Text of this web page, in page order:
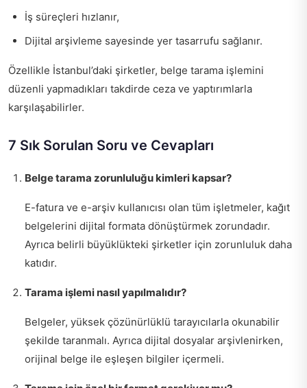
İş süreçleri hızlanır,
Dijital arşivleme sayesinde yer tasarrufu sağlanır.
Özellikle İstanbul’daki şirketler, belge tarama işlemini
düzenli yapmadıkları takdirde ceza ve yaptırımlarla
karşılaşabilirler.
7 Sık Sorulan Soru ve Cevapları
Belge tarama zorunluluğu kimleri kapsar?
E-fatura ve e-arşiv kullanıcısı olan tüm işletmeler, kağıt
belgelerini dijital formata dönüştürmek zorundadır.
Ayrıca belirli büyüklükteki şirketler için zorunluluk daha
katıdır.
Tarama işlemi nasıl yapılmalıdır?
Belgeler, yüksek çözünürlüklü tarayıcılarla okunabilir
şekilde taranmalı. Ayrıca dijital dosyalar arşivlenirken,
orijinal belge ile eşleşen bilgiler içermeli.